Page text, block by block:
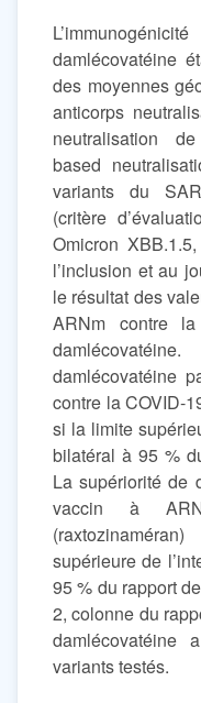
damlécovatéine
des moyennes
anticorps
neutralisation
based
variants du
(critère
Omicron
l’inclusion et au
le résultat des
ARNm contre la
damlécovatéine
contre la COVID-
si la limite
bilatéral à 95 %
La supériorité de
vaccin à
supérieure de
95 % du rapport
2, colonne du
variants testés.